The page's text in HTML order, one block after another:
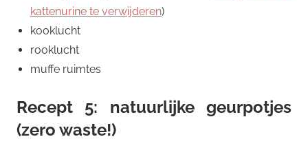
kattenurine te verwijderen)
kooklucht
rooklucht
muffe ruimtes
Recept 5: natuurlijke geurpotjes
(zero waste!)